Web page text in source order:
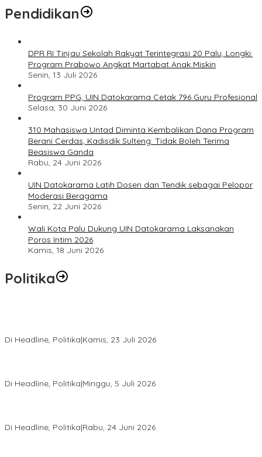
Pendidikan
DPR RI Tinjau Sekolah Rakyat Terintegrasi 20 Palu, Longki:
Program Prabowo Angkat Martabat Anak Miskin
Senin, 13 Juli 2026
Program PPG, UIN Datokarama Cetak 796 Guru Profesional
Selasa, 30 Juni 2026
310 Mahasiswa Untad Diminta Kembalikan Dana Program
Berani Cerdas, Kadisdik Sulteng: Tidak Boleh Terima
Beasiswa Ganda
Rabu, 24 Juni 2026
UIN Datokarama Latih Dosen dan Tendik sebagai Pelopor
Moderasi Beragama
Senin, 22 Juni 2026
Wali Kota Palu Dukung UIN Datokarama Laksanakan
Poros Intim 2026
Kamis, 18 Juni 2026
Politika
Di Headline, Politika|Kamis, 23 Juli 2026
Di Headline, Politika|Minggu, 5 Juli 2026
Di Headline, Politika|Rabu, 24 Juni 2026